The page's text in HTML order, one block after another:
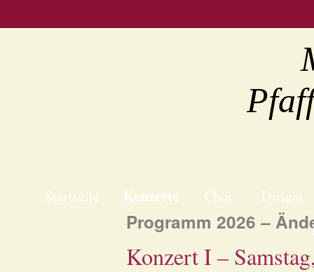
Startseite Konzerte Chor
Dirigat
Programm 2026 –
Konzert I –